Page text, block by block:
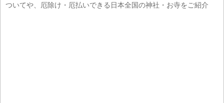
ついてや、厄除け・厄払いできる日本全国の神社・お寺をご紹介